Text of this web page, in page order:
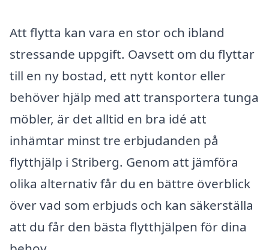
Att flytta kan vara en stor och ibland
stressande uppgift. Oavsett om du flyttar
till en ny bostad, ett nytt kontor eller
behöver hjälp med att transportera tunga
möbler, är det alltid en bra idé att
inhämtar minst tre erbjudanden på
flytthjälp i Striberg. Genom att jämföra
olika alternativ får du en bättre överblick
över vad som erbjuds och kan säkerställa
att du får den bästa flytthjälpen för dina